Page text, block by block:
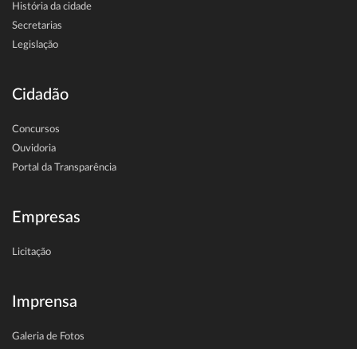
História da cidade
Secretarias
Legislação
Cidadão
Concursos
Ouvidoria
Portal da Transparência
Empresas
Licitação
Imprensa
Galeria de Fotos